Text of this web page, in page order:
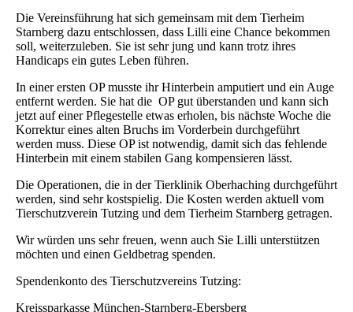
Die Vereinsführung hat sich gemeinsam mit dem Tierheim
Starnberg dazu entschlossen, dass Lilli eine Chance bekommen
soll, weiterzuleben. Sie ist sehr jung und kann trotz ihres
Handicaps ein gutes Leben führen.
In einer ersten OP musste ihr Hinterbein amputiert und ein Auge
entfernt werden. Sie hat die OP gut überstanden und kann sich
jetzt auf einer Pflegestelle etwas erholen, bis nächste Woche die
Korrektur eines alten Bruchs im Vorderbein durchgeführt
werden muss. Diese OP ist notwendig, damit sich das fehlende
Hinterbein mit einem stabilen Gang kompensieren lässt.
Die Operationen, die in der Tierklinik Oberhaching durchgeführt
werden, sind sehr kostspielig. Die Kosten werden aktuell vom
Tierschutzverein Tutzing und dem Tierheim Starnberg getragen.
Wir würden uns sehr freuen, wenn auch Sie Lilli unterstützen
möchten und einen Geldbetrag spenden.
Spendenkonto des Tierschutzvereins Tutzing:
Kreissparkasse München-Starnberg-Ebersberg